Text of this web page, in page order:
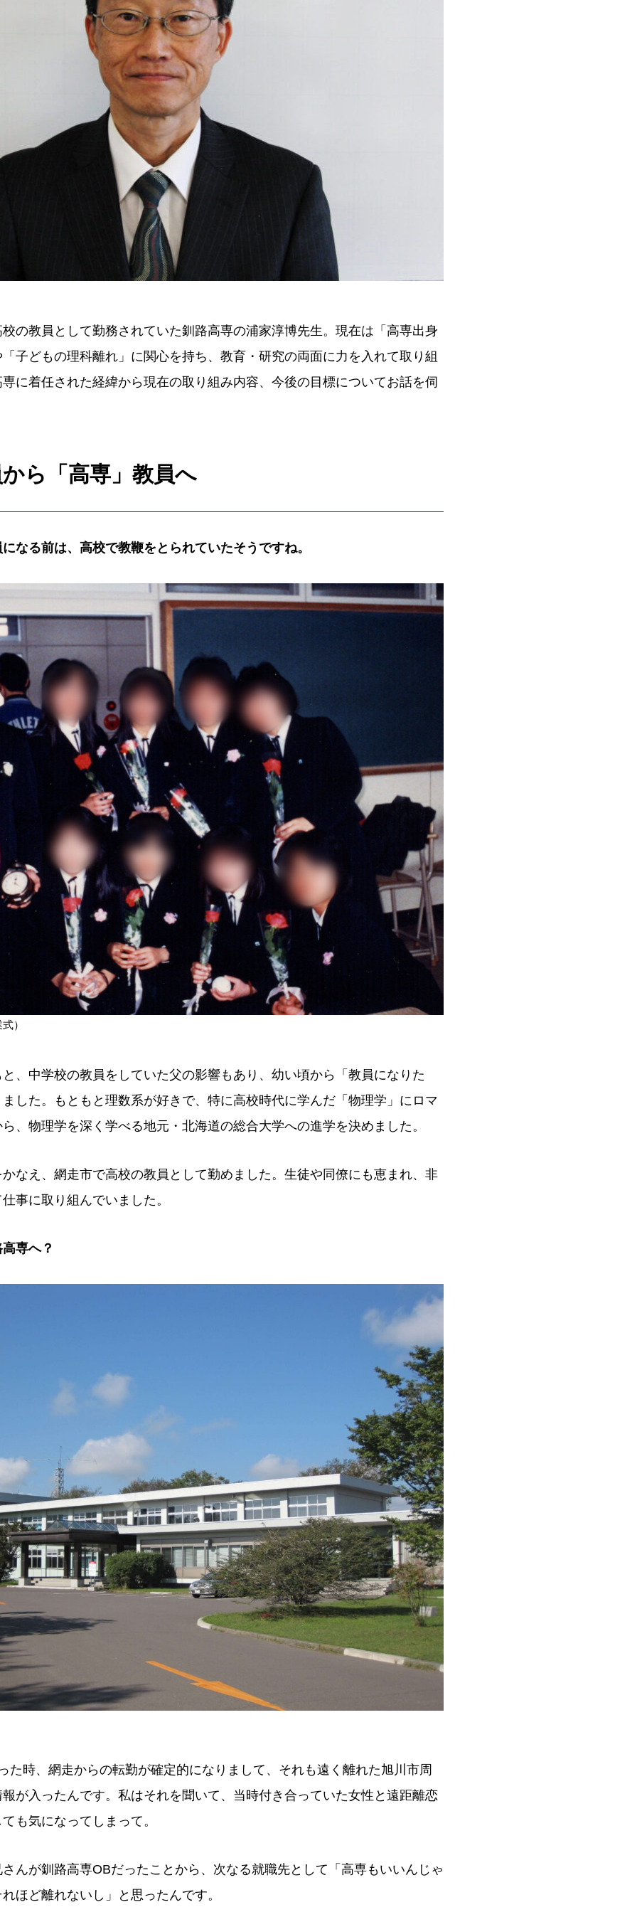
の教員として勤務されていた釧路高専の浦家淳博先生。現在は「高専出身
子どもの理科離れ」に関心を持ち、教育・研究の両面に力を入れて取り組
に着任された経緯から現在の取り組み内容、今後の目標についてお話を伺
から「高専」教員へ
なる前は、高校で教鞭をとられていたそうですね。
）
、中学校の教員をしていた父の影響もあり、幼い頃から「教員になりた
した。もともと理数系が好きで、特に高校時代に学んだ「物理学」にロマ
、物理学を深く学べる地元・北海道の総合大学への進学を決めました。
なえ、網走市で高校の教員として勤めました。生徒や同僚にも恵まれ、非
事に取り組んでいました。
専へ？
た時、網走からの転勤が確定的になりまして、それも遠く離れた旭川市周
が入ったんです。私はそれを聞いて、当時付き合っていた女性と遠距離恋
も気になってしまって。
んが釧路高専OBだったことから、次なる就職先として「高専もいいんじゃ
ほど離れないし」と思ったんです。